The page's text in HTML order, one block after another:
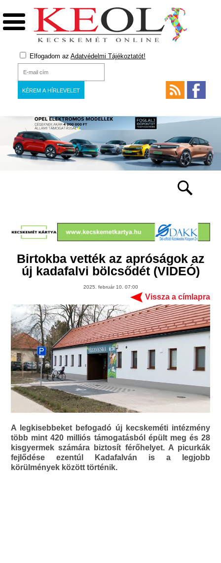
Elfogadom az Adatvédelmi Tájékoztatót!
Birtokba vették az apróságok az
új kadafalvi bölcsődét (VIDEÓ)
2025. február 10. 07:00
Vissza a címlapra
A legkisebbeket befogadó új kecskeméti intézmény
több mint 420 milliós támogatásból épült meg és 28
kisgyermek számára biztosít férőhelyet. A picurkák
fejlődése ezentúl Kadafalván is a legjobb
körülmények között történik.